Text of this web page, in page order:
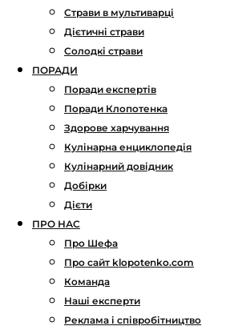
Страви в мультиварці
Дієтичні страви
Солодкі страви
ПОРАДИ
Поради експертів
Поради Клопотенка
Здорове харчування
Кулінарна енциклопедія
Кулінарний довідник
Добірки
Дієти
ПРО НАС
Про Шефа
Про сайт klopotenko.com
Команда
Наші експерти
Реклама і співробітництво